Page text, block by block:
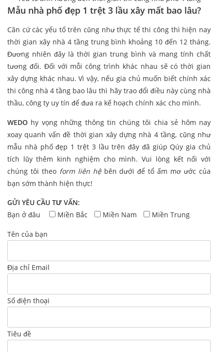
Mẫu nhà phố đẹp 1 trệt 3 lầu xây mất bao lâu?
Căn cứ các yếu tố trên cũng như thực tế thi công thì hiện nay
thời gian xây nhà 4 tầng trung bình khoảng 10 đến 12 tháng.
Đương nhiên đây là thời gian trung bình và mang tính chất
tương đối. Đối với mỗi công trình khác nhau sẽ có thời gian
xây dựng khác nhau. Vì vậy, nếu gia chủ muốn biết chính xác
thi công nhà 4 tầng bao lâu thì hãy trao đổi điều này cùng nhà
thầu, công ty uy tín để đưa ra kế hoạch chính xác cho mình.
WEDO hy vọng những thông tin chúng tôi chia sẻ hôm nay
xoay quanh vấn đề thời gian xây dựng nhà 4 tầng, cũng như
mẫu nhà phố đẹp 1 trệt 3 lầu trên đây đã giúp Qúy gia chủ
tích lũy thêm kinh nghiệm cho mình. Vui lòng kết nối với
chúng tôi theo form liên hệbên dưới để tổ ấm mơ ước của
bạn sớm thành hiện thực!
GỬI YÊU CẦU TƯ VẤN:
Bạn ở đâu
Miền Bắc Miền Nam Miền Trung
Tên của bạn
Địa chỉ Email
Số điện thoại
Tiêu đề